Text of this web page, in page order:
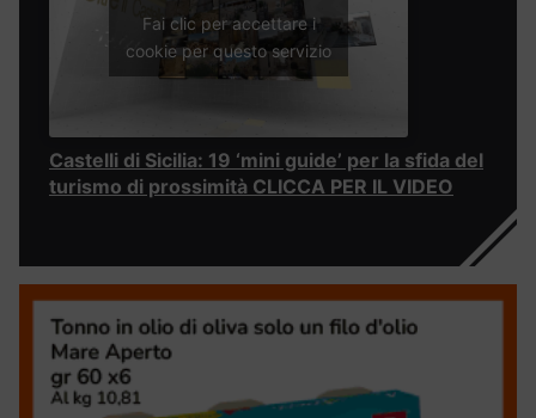
Fai clic per accettare i
cookie per questo servizio
Castelli di Sicilia: 19 ‘mini guide’ per la sfida del
turismo di prossimità CLICCA PER IL VIDEO